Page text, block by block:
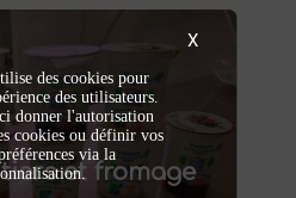
et fromage
et fromage
Dégustez nos
à
Saint-Saulve
fromages
délices laitiers vous
X
des cookies pour
des utilisateurs.
donner l'autorisation
cookies ou définir vos
via la